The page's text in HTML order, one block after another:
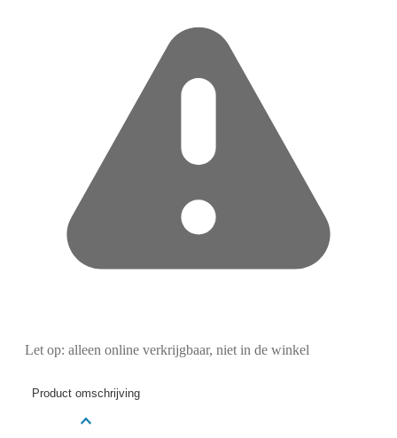
Let op: alleen online verkrijgbaar, niet in de winkel
Product omschrijving